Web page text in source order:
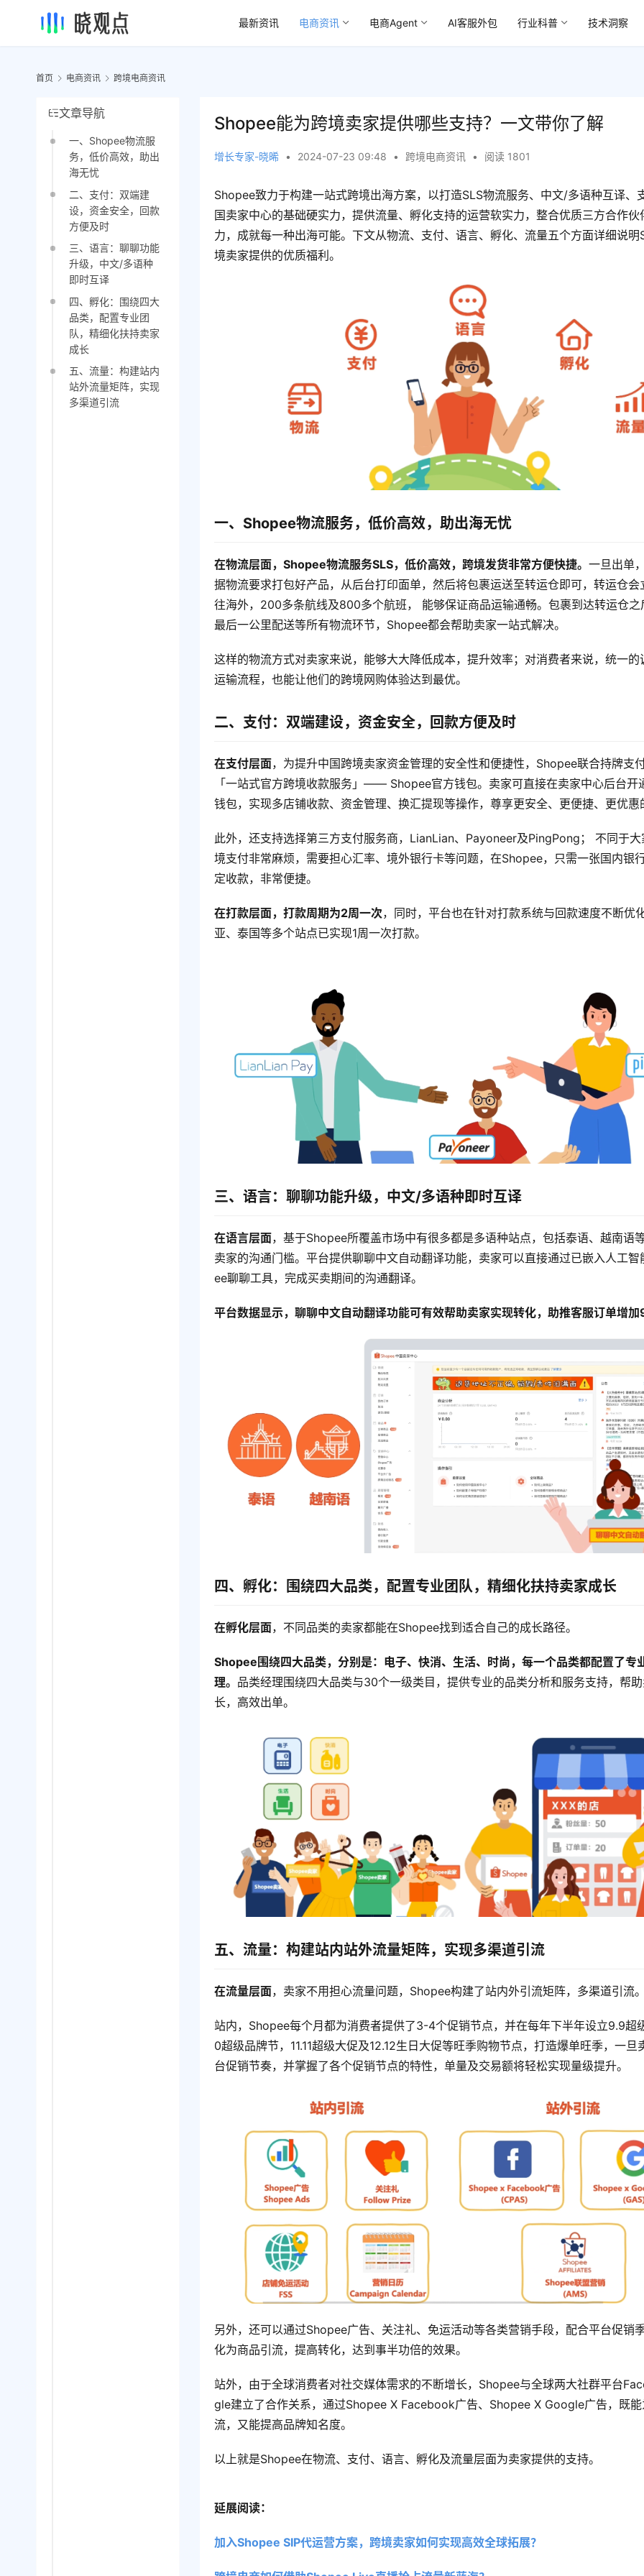
最新资讯 电商资讯 电商Agent AI客服外包 行业科普 技术洞察
首页 电商资讯 跨境电商资讯
文章导航
一、Shopee物流服
务，低价高效，助出
海无忧
二、支付：双端建
设，资金安全，回款
方便及时
三、语言：聊聊功能
升级，中文/多语种
即时互译
四、孵化：围绕四大
品类，配置专业团
队，精细化扶持卖家
成长
五、流量：构建站内
站外流量矩阵，实现
多渠道引流
Shopee能为跨境卖家提供哪些支持？一文带你了解
增长专家-晓晞 • 2024-07-23 09:48 • 跨境电商资讯 • 阅读 1801
Shopee致力于构建一站式跨境出海方案，以打造SLS物流服务、中文/多语种互译、
国卖家中心的基础硬实力，提供流量、孵化支持的运营软实力，整合优质三方合作伙
力，成就每一种出海可能。下文从物流、支付、语言、孵化、流量五个方面详细说
境卖家提供的优质福利。
一、Shopee物流服务，低价高效，助出海无忧
在物流层面，Shopee物流服务SLS，低价高效，跨境发货非常方便快捷。一旦出单
据物流要求打包好产品，从后台打印面单，然后将包裹运送至转运仓即可，转运仓会
往海外，200多条航线及800多个航班， 能够保证商品运输通畅。包裹到达转运仓之
最后一公里配送等所有物流环节，Shopee都会帮助卖家一站式解决。
这样的物流方式对卖家来说，能够大大降低成本，提升效率；对消费者来说，统一的
运输流程，也能让他们的跨境网购体验达到最优。
二、支付：双端建设，资金安全，回款方便及时
在支付层面，为提升中国跨境卖家资金管理的安全性和便捷性，Shopee联合持牌支
「一站式官方跨境收款服务」—— Shopee官方钱包。卖家可直接在卖家中心后台开
钱包，实现多店铺收款、资金管理、换汇提现等操作，尊享更安全、更便捷、更优惠
此外，还支持选择第三方支付服务商，LianLian、Payoneer及PingPong； 不同于
境支付非常麻烦，需要担心汇率、境外银行卡等问题，在Shopee，只需一张国内银
定收款，非常便捷。
在打款层面，打款周期为2周一次，同时，平台也在针对打款系统与回款速度不断优
亚、泰国等多个站点已实现1周一次打款。
三、语言：聊聊功能升级，中文/多语种即时互译
在语言层面，基于Shopee所覆盖市场中有很多都是多语种站点，包括泰语、越南语
卖家的沟通门槛。平台提供聊聊中文自动翻译功能，卖家可以直接通过已嵌入人工
ee聊聊工具，完成买卖期间的沟通翻译。
平台数据显示，聊聊中文自动翻译功能可有效帮助卖家实现转化，助推客服订单增
四、孵化：围绕四大品类，配置专业团队，精细化扶持卖家成长
在孵化层面，不同品类的卖家都能在Shopee找到适合自己的成长路径。
Shopee围绕四大品类，分别是：电子、快消、生活、时尚，每一个品类都配置了专
理。 品类经理围绕四大品类与30个一级类目​，提供专业的品类分析和服务支持​，帮
长，高效出单。
五、流量：构建站内站外流量矩阵，实现多渠道引流
在流量层面，卖家不用担心流量问题，Shopee构建了站内外引流矩阵，多渠道引流
站内，Shopee每个月都为消费者提供了3-4个促销节点，并在每年下半年设立9.9超
0超级品牌节，11.11超级大促及12.12生日大促等旺季购物节点，打造爆单旺季，一旦
台促销节奏，并掌握了各个促销节点的特性，单量及交易额将轻松实现量级提升。
另外，还可以通过Shopee广告、关注礼、免运活动等各类营销手段，配合平台促销
化为商品引流，提高转化，达到事半功倍的效果。
站外，由于全球消费者对社交媒体需求的不断增长，Shopee与全球两大社群平台
gle建立了合作关系，通过Shopee X Facebook广告、Shopee X Google广告，既
流，又能提高品牌知名度。
以上就是Shopee在物流、支付、语言、孵化及流量层面为卖家提供的支持。
延展阅读：
加入Shopee SIP代运营方案，跨境卖家如何实现高效全球拓展？